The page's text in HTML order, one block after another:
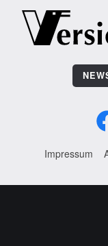
Impressum